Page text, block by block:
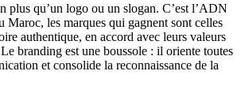
plus qu’un logo ou un slogan. C’est l’ADN
Maroc, les marques qui gagnent sont celles
authentique, en accord avec leurs valeurs
branding est une boussole : il oriente toutes
et consolide la reconnaissance de la